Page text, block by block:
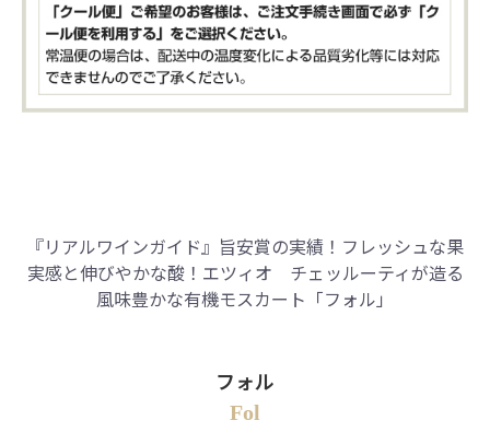
『リアルワインガイド』旨安賞の実績！ フレッシュな果
実感と伸びやかな酸！ エツィオ チェッルーティが造る
風味豊かな有機モスカート「フォル」
フォル
Fol